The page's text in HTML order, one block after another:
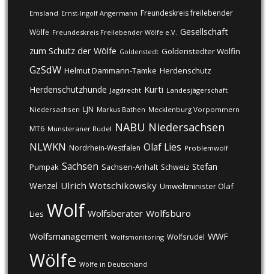
Emsland Ernst-Ingolf Angermann Freundeskreis freilebender
Wölfe Freundeskreis Freilebender Wölfe e.V. Gesellschaft
zum Schutz der Wölfe Goldenstedt Goldenstedter Wölfin
GzSdW Helmut Dammann-Tamke Herdenschutz
Herdenschutzhunde Jagdrecht Kurti Landesjägerschaft
Niedersachsen LJN Markus Bathen Mecklenburg Vorpommern
MT6 Munsteraner Rudel NABU Niedersachsen
NLWKN Nordrhein-Westfalen Olaf Lies Problemwolf
Pumpak Sachsen Sachsen-Anhalt Schweiz Stefan
Wenzel Ulrich Wotschikowsky Umweltminister Olaf
Lies Wolf Wolfsberater Wolfsbüro
Wolfsmanagement Wolfsmonitoring Wolfsrudel WWF
Wölfe Wölfe in Deutschland